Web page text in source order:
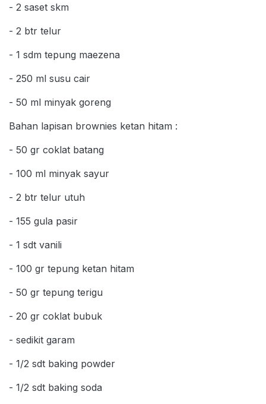
- 2 saset skm
- 2 btr telur
- 1 sdm tepung maezena
- 250 ml susu cair
- 50 ml minyak goreng
Bahan lapisan brownies ketan hitam :
- 50 gr coklat batang
- 100 ml minyak sayur
- 2 btr telur utuh
- 155 gula pasir
- 1 sdt vanili
- 100 gr tepung ketan hitam
- 50 gr tepung terigu
- 20 gr coklat bubuk
- sedikit garam
- 1/2 sdt baking powder
- 1/2 sdt baking soda